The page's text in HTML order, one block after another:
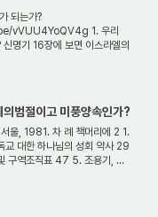
되는가?
vVUU4YoQV4g 1. 우리
명기 16장에 보면 이스라엘의
범절이고 미풍양속인가?
울, 1981. 차 례 책머리에 2 1.
대한 하나님의 성회 약사 29
구역조직표 47 5. 조용기, ...